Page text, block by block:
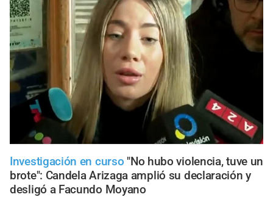
Investigación en curso "No hubo violencia, tuve un
brote": Candela Arizaga amplió su declaración y
desligó a Facundo Moyano